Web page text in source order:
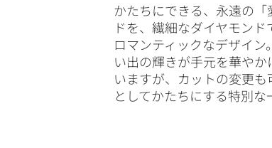
かたちにできる、永遠の
ドを、繊細なダイヤモン
ロマンティックなデザイ
い出の輝きが手元を華や
いますが、カットの変更
としてかたちにする特別な